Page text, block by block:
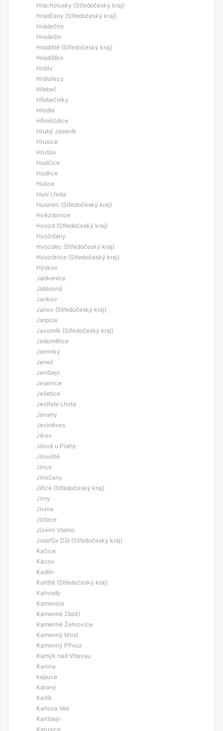
Hracholusky (Středočeský kraj)
Hradčany (Středočeský kraj)
Hradečno
Hradešín
Hradiště (Středočeský kraj)
Hradišťko
Hrdlív
Hrdlořezy
Hřebeč
Hřebečníky
Hředle
Hřiměždice
Hrubý Jeseník
Hrusice
Hrušov
Hudčice
Hudlice
Hulice
Husí Lhota
Husinec (Středočeský kraj)
Hvězdonice
Hvozd (Středočeský kraj)
Hvožďany
Hvozdec (Středočeský kraj)
Hvozdnice (Středočeský kraj)
Hýskov
Jabkenice
Jablonná
Jankov
Janov (Středočeský kraj)
Jarpice
Javorník (Středočeský kraj)
Jedomělice
Jemníky
Jeneč
Jenštejn
Jesenice
Ješetice
Jestřabí Lhota
Jevany
Jeviněves
Jíkev
Jílové u Prahy
Jíloviště
Jince
Jinočany
Jiřice (Středočeský kraj)
Jirny
Jivina
Jizbice
Jizerní Vtelno
Josefův Důl (Středočeský kraj)
Kačice
Kácov
Kadlín
Kaliště (Středočeský kraj)
Kalivody
Kamenice
Kamenné Zboží
Kamenné Žehrovice
Kamenný Most
Kamenný Přívoz
Kamýk nad Vltavou
Kanina
kapuce
Káraný
Karlík
Karlova Ves
Karlštejn
Katusice